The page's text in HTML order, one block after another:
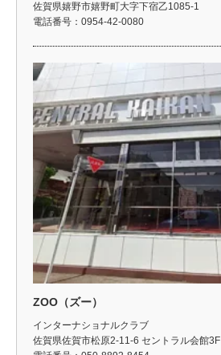
佐賀県嬉野市嬉野町大字下宿乙1085-1
電話番号：0954-42-0080
ZOO（ズー）
インターナショナルクラブ
佐賀県佐賀市松原2-11-6 セントラル会館3F